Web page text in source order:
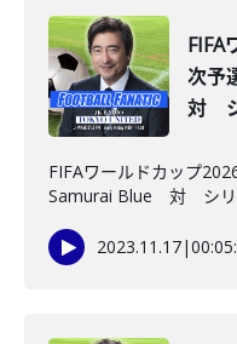
FIFA
次予
対
FIFAワールドカップ
Samurai Blue 対 シリ
2023.11.17|